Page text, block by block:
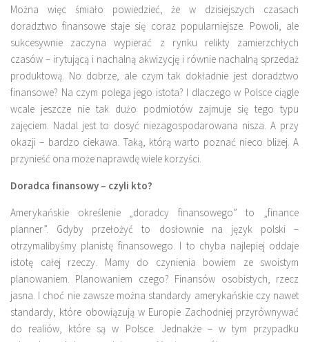
Można więc śmiało powiedzieć, że w dzisiejszych czasach
doradztwo finansowe staje się coraz popularniejsze. Powoli, ale
sukcesywnie zaczyna wypierać z rynku relikty zamierzchłych
czasów – irytującą i nachalną akwizycję i równie nachalną sprzedaż
produktową. No dobrze, ale czym tak dokładnie jest doradztwo
finansowe? Na czym polega jego istota? I dlaczego w Polsce ciągle
wcale jeszcze nie tak dużo podmiotów zajmuje się tego typu
zajęciem. Nadal jest to dosyć niezagospodarowana nisza. A przy
okazji – bardzo ciekawa. Taką, którą warto poznać nieco bliżej. A
przynieść ona może naprawdę wiele korzyści.
Doradca finansowy – czyli kto?
Amerykańskie określenie „doradcy finansowego” to „finance
planner”. Gdyby przełożyć to dosłownie na język polski –
otrzymalibyśmy planistę finansowego. I to chyba najlepiej oddaje
istotę całej rzeczy. Mamy do czynienia bowiem ze swoistym
planowaniem. Planowaniem czego? Finansów osobistych, rzecz
jasna. I choć nie zawsze można standardy amerykańskie czy nawet
standardy, które obowiązują w Europie Zachodniej przyrównywać
do realiów, które są w Polsce. Jednakże – w tym przypadku